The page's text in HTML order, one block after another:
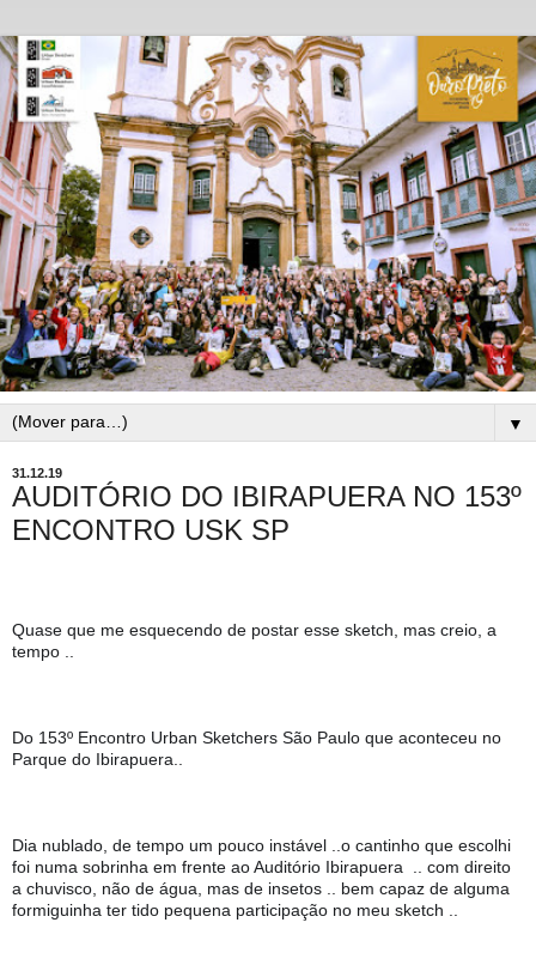
▼
31.12.19
AUDITÓRIO DO IBIRAPUERA NO 153º
ENCONTRO USK SP
Quase que me esquecendo de postar esse sketch, mas creio, a
tempo ..
Do 153º Encontro Urban Sketchers São Paulo que aconteceu no
Parque do Ibirapuera..
Dia nublado, de tempo um pouco instável ..o cantinho que escolhi
foi numa sobrinha em frente ao Auditório Ibirapuera  .. com direito
a chuvisco, não de água, mas de insetos .. bem capaz de alguma
formiguinha ter tido pequena participação no meu sketch ..